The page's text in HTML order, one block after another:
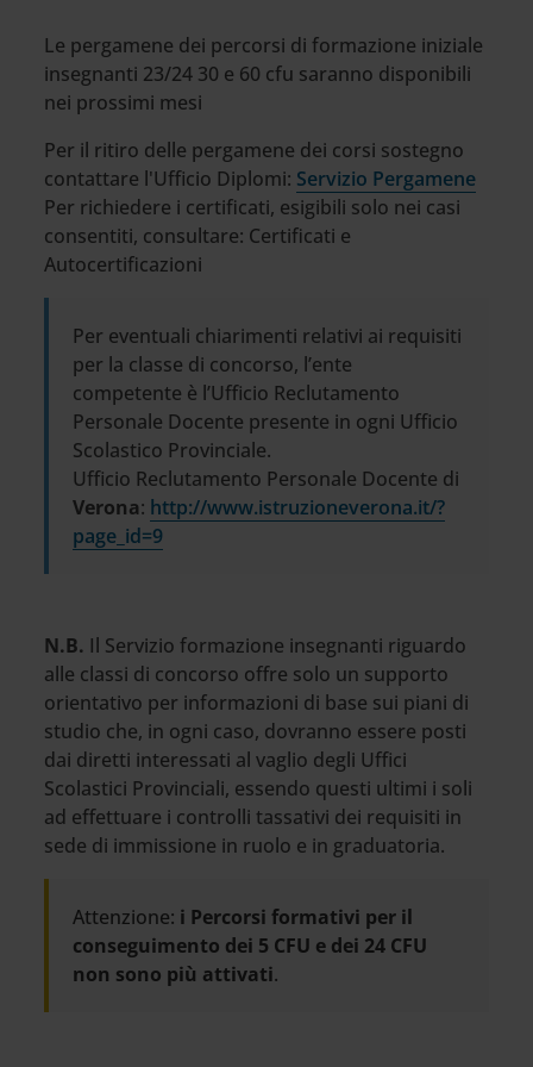
Le pergamene dei percorsi di formazione iniziale
insegnanti 23/24 30 e 60 cfu saranno disponibili
nei prossimi mesi
Per il ritiro delle pergamene dei corsi sostegno
contattare l'Ufficio Diplomi: Servizio Pergamene
Per richiedere i certificati, esigibili solo nei casi
consentiti, consultare: Certificati e
Autocertificazioni
Per eventuali chiarimenti relativi ai requisiti
per la classe di concorso, l’ente
competente è l’Ufficio Reclutamento
Personale Docente presente in ogni Ufficio
Scolastico Provinciale.
Ufficio Reclutamento Personale Docente di
Verona: http://www.istruzioneverona.it/?
page_id=9
N.B. Il Servizio formazione insegnanti riguardo
alle classi di concorso offre solo un supporto
orientativo per informazioni di base sui piani di
studio che, in ogni caso, dovranno essere posti
dai diretti interessati al vaglio degli Uffici
Scolastici Provinciali, essendo questi ultimi i soli
ad effettuare i controlli tassativi dei requisiti in
sede di immissione in ruolo e in graduatoria.
Attenzione: i Percorsi formativi per il
conseguimento dei 5 CFU e dei 24 CFU
non sono più attivati.